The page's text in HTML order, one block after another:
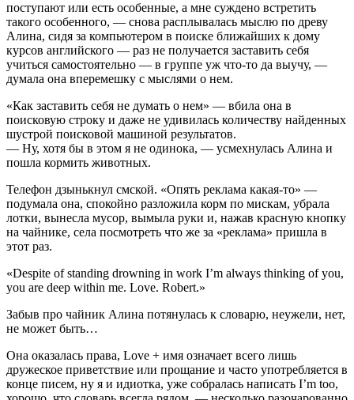
поступают или есть особенные, а мне суждено встретить
такого особенного, — снова расплывалась мыслю по древу
Алина, сидя за компьютером в поиске ближайших к дому
курсов английского — раз не получается заставить себя
учиться самостоятельно — в группе уж что-то да выучу, —
думала она вперемешку с мыслями о нем.
«Как заставить себя не думать о нем» — вбила она в
поисковую строку и даже не удивилась количеству найденных
шустрой поисковой машиной результатов.
— Ну, хотя бы в этом я не одинока, — усмехнулась Алина и
пошла кормить животных.
Телефон дзынькнул смской. «Опять реклама какая-то» —
подумала она, спокойно разложила корм по мискам, убрала
лотки, вынесла мусор, вымыла руки и, нажав красную кнопку
на чайнике, села посмотреть что же за «реклама» пришла в
этот раз.
«Despite of standing drowning in work I’m always thinking of you,
you are deep within me. Love. Robert.»
Забыв про чайник Алина потянулась к словарю, неужели, нет,
не может быть…
Она оказалась права, Love + имя означает всего лишь
дружеское приветствие или прощание и часто употребляется в
конце писем, ну я и идиотка, уже собралась написать I’m too,